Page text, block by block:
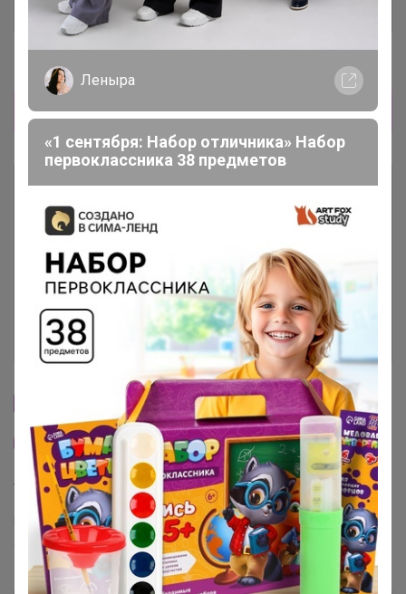
Отзывы участников
Новости
Прямая оплата!
Описание
Условия участия
Ключевые даты
История проведённых выкупов
Cтраничка организатора
Другие СП организатора Артемида
Торговые марки
Puratos™ Италика™ Чудское озеро™
Sen Soy™
COOKING™
Dolce-Rosa™ Баринофф™
Леныра
«1 сентября: Набор отличника» Набор
первоклассника 38 предметов